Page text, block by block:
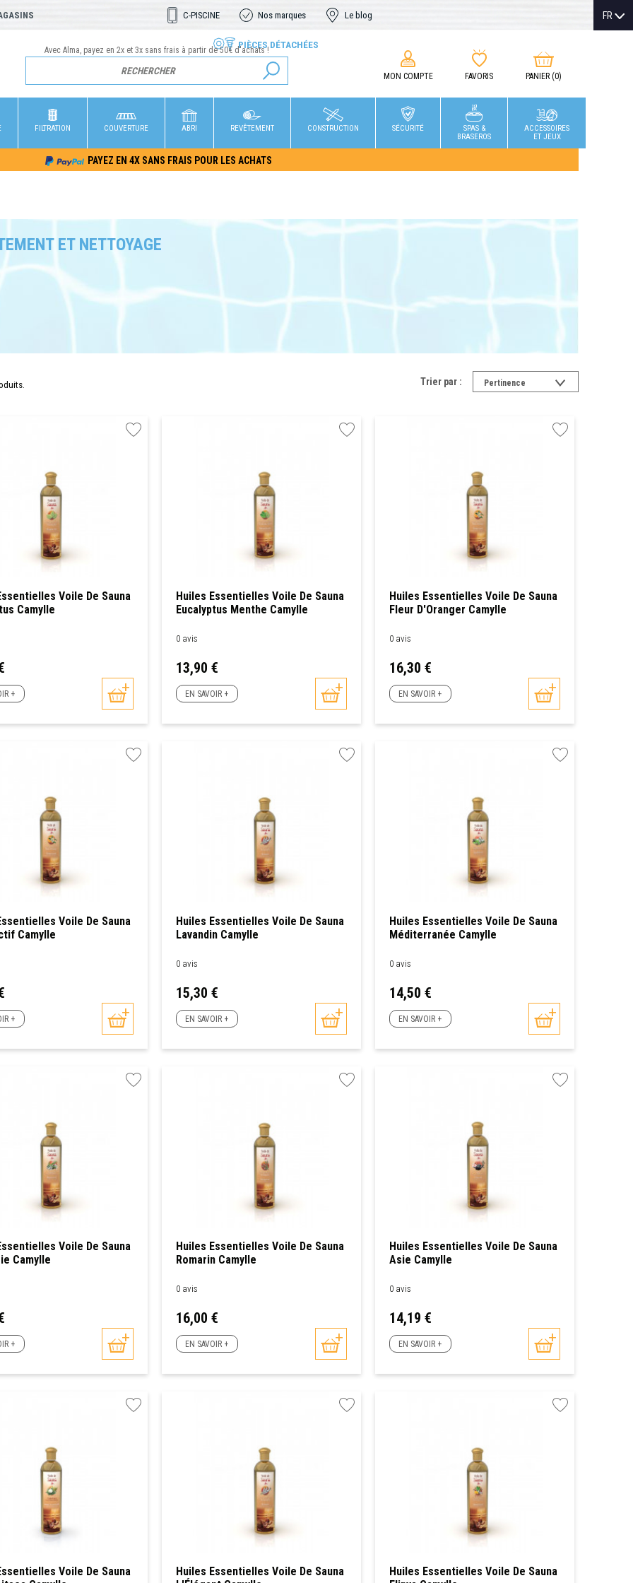
C-PISCINE Nos marques Le blog
PIÈCES DÉTACHÉES
FR
Avec Alma, payez en 2x et 3x sans frais à partir de 50€ d'achats !
MON COMPTE FAVORIS PANIER (0)
FILTRATION COUVERTURE ABRI REVÊTEMENT CONSTRUCTION SÉCURITÉ
SPAS &
BRASEROS
ACCESSOIRES
ET JEUX
PAYEZ EN 4X SANS FRAIS POUR LES ACHATS
ET NETTOYAGE
Trier par : Pertinence
Voile De Sauna
Camylle
+
Huiles Essentielles Voile De Sauna
Eucalyptus Menthe Camylle
0 avis
Prix
13,90 €
EN SAVOIR +
Huiles Essentielles Voile De Sauna
Fleur D'Oranger Camylle
0 avis
Prix
16,30 €
EN SAVOIR +
Voile De Sauna
Camylle
+
Huiles Essentielles Voile De Sauna
Lavandin Camylle
0 avis
Prix
15,30 €
EN SAVOIR +
Huiles Essentielles Voile De Sauna
Méditerranée Camylle
0 avis
Prix
14,50 €
EN SAVOIR +
Voile De Sauna
Camylle
+
Huiles Essentielles Voile De Sauna
Romarin Camylle
0 avis
Prix
16,00 €
EN SAVOIR +
Huiles Essentielles Voile De Sauna
Asie Camylle
0 avis
Prix
14,19 €
EN SAVOIR +
Voile De Sauna
Huiles Essentielles Voile De Sauna
Huiles Essentielles Voile De Sauna